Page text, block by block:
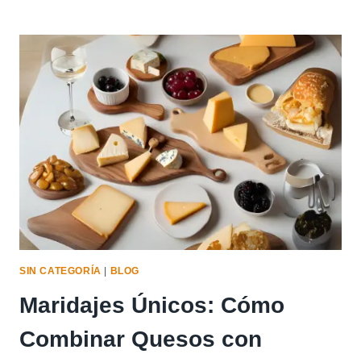
EMMENTAL
TOMATE
SIN CATEGORÍA | BLOG
Maridajes Únicos: Cómo
Combinar Quesos con